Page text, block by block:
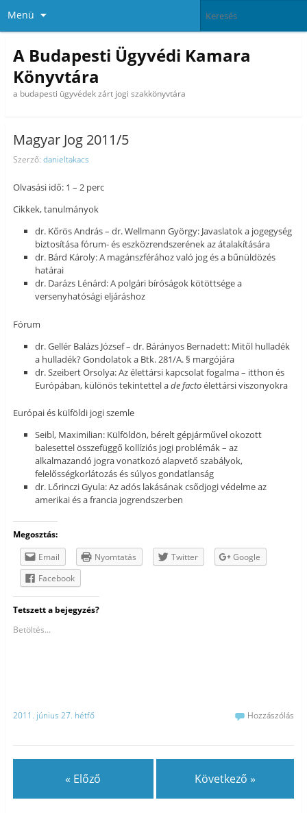
Menü
A Budapesti Ügyvédi Kamara
Könyvtára
a budapesti ügyvédek zárt jogi szakkönyvtára
Magyar Jog 2011/5
Szerző: danieltakacs
Olvasási idő: 1 – 2 perc
Cikkek, tanulmányok
dr. Kőrös András – dr. Wellmann György: Javaslatok a jogegység
biztosítása fórum- és eszközrendszerének az átalakítására
dr. Bárd Károly: A magánszférához való jog és a bűnüldözés
határai
dr. Darázs Lénárd: A polgári bíróságok kötöttsége a
versenyhatósági eljáráshoz
Fórum
dr. Gellér Balázs József – dr. Bárányos Bernadett: Mitől hulladék
a hulladék? Gondolatok a Btk. 281/A. § margójára
dr. Szeibert Orsolya: Az élettársi kapcsolat fogalma – itthon és
Európában, különös tekintettel ade factoélettársi viszonyokra
Európai és külföldi jogi szemle
Seibl, Maximilian: Külföldön, bérelt gépjárművel okozott
balesettel összefüggő kollíziós jogi problémák – az
alkalmazandó jogra vonatkozó alapvető szabályok,
felelősségkorlátozás és súlyos gondatlanság
dr. Lőrinczi Gyula: Az adós lakásának csődjogi védelme az
amerikai és a francia jogrendszerben
Megosztás:
Email
Nyomtatás Twitter
Google
Facebook
Tetszett a bejegyzés?
Betöltés...
2011. június 27. hétfő Hozzászólás
« Előző Következő »